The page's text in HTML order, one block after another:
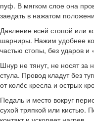
пуф. В мягком слое она
заедать в нажатом
Давление всей стопой или
шарниры. Нажим удобнее
частью стопы, без ударов и
Шнур не тянут, не носят за
стула. Провод кладут без
от колёс кресла и острых
Педаль и место вокруг
сухой тряпкой или кистью.